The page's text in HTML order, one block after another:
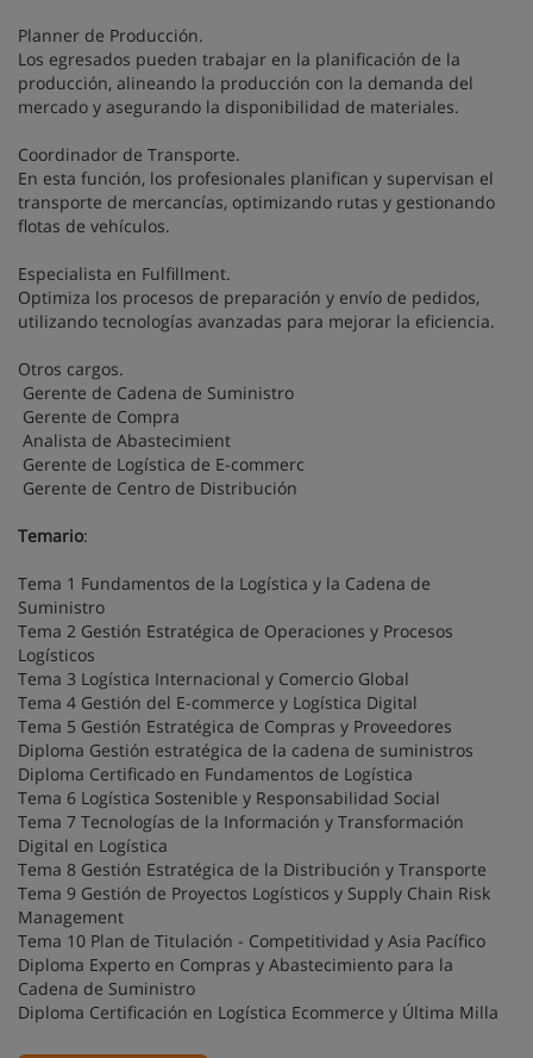
Planner de Producción.
Los egresados pueden trabajar en la planificación de la
producción, alineando la producción con la demanda del
mercado y asegurando la disponibilidad de materiales.
Coordinador de Transporte.
En esta función, los profesionales planifican y supervisan el
transporte de mercancías, optimizando rutas y gestionando
flotas de vehículos.
Especialista en Fulfillment.
Optimiza los procesos de preparación y envío de pedidos,
utilizando tecnologías avanzadas para mejorar la eficiencia.
Otros cargos.
Gerente de Cadena de Suministro
Gerente de Compra
Analista de Abastecimient
Gerente de Logística de E-commerc
Gerente de Centro de Distribución
Temario:
Tema 1 Fundamentos de la Logística y la Cadena de
Suministro
Tema 2 Gestión Estratégica de Operaciones y Procesos
Logísticos
Tema 3 Logística Internacional y Comercio Global
Tema 4 Gestión del E-commerce y Logística Digital
Tema 5 Gestión Estratégica de Compras y Proveedores
Diploma Gestión estratégica de la cadena de suministros
Diploma Certificado en Fundamentos de Logística
Tema 6 Logística Sostenible y Responsabilidad Social
Tema 7 Tecnologías de la Información y Transformación
Digital en Logística
Tema 8 Gestión Estratégica de la Distribución y Transporte
Tema 9 Gestión de Proyectos Logísticos y Supply Chain Risk
Management
Tema 10 Plan de Titulación - Competitividad y Asia Pacífico
Diploma Experto en Compras y Abastecimiento para la
Cadena de Suministro
Diploma Certificación en Logística Ecommerce y Última Milla